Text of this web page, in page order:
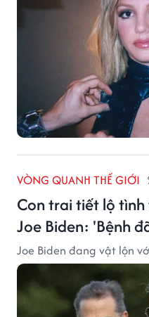
VÒNG QUANH THẾ GIỚI
Con trai tiết lộ
Joe Biden: 'Bệnh
Joe Biden đang vật lộn